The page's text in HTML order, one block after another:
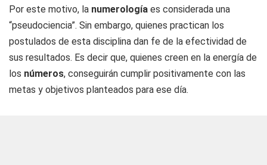
Por este motivo, la numerología es considerada una
“pseudociencia”. Sin embargo, quienes practican los
postulados de esta disciplina dan fe de la efectividad de
sus resultados. Es decir que, quienes creen en la energía de
los números, conseguirán cumplir positivamente con las
metas y objetivos planteados para ese día.